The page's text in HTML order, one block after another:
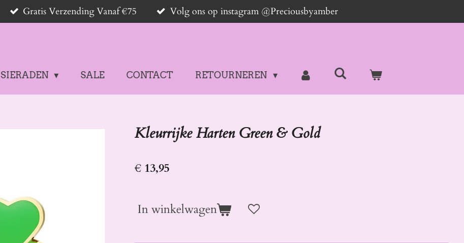
Gratis Verzending Vanaf €75 Volg ons op instagram @Preciousbyamber
SIERADEN SALE CONTACT RETOURNEREN
Kleurrijke Harten Green & Gold
€ 13,95
In winkelwagen